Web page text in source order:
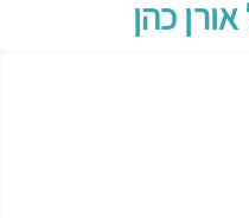
אורן כהן